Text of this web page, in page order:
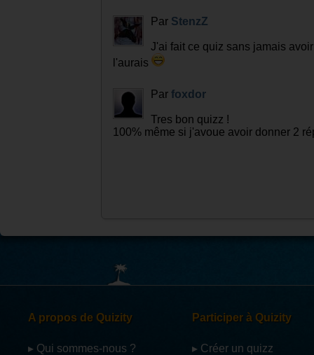
Par StenzZ
J'ai fait ce quiz sans jamais
l'aurais
Par foxdor
Tres bon quizz !
100% même si j'avoue avoir donner 2
A propos de Quizity
▸ Qui sommes-nous ?
Participer à Quizity
▸ Créer un quizz